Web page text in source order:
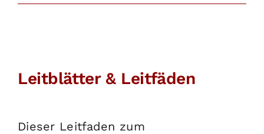
Leitblätter & Leitfäden
Dieser Leitfaden zum